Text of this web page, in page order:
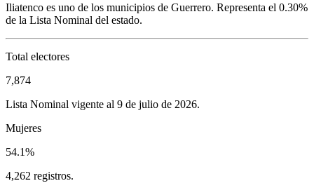
Iliatenco es uno de los municipios de Guerrero. Representa el 0.30%
de la Lista Nominal del estado.
Total electores
7,874
Lista Nominal vigente al 9 de julio de 2026.
Mujeres
54.1%
4,262 registros.